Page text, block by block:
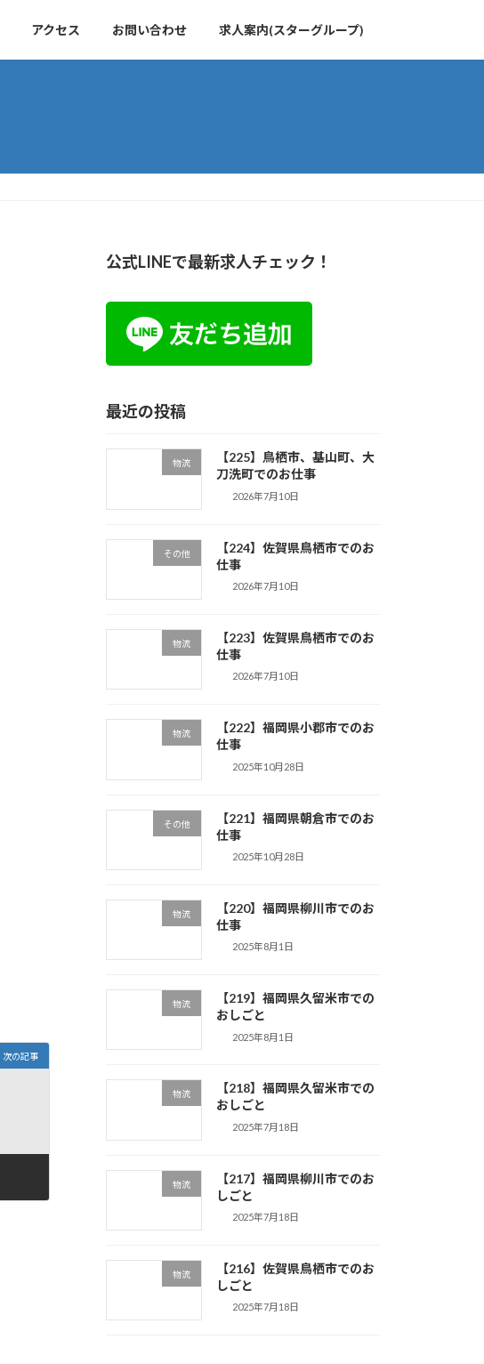
アクセス お問い合わせ 求人案内(スターグループ)
次の記事
公式LINEで最新求人チェック！
最近の投稿
物流
【225】鳥栖市、基山町、大
刀洗町でのお仕事
2026年7月10日
その他
【224】佐賀県鳥栖市でのお
仕事
2026年7月10日
物流
【223】佐賀県鳥栖市でのお
仕事
2026年7月10日
物流
【222】福岡県小郡市でのお
仕事
2025年10月28日
その他
【221】福岡県朝倉市でのお
仕事
2025年10月28日
物流
【220】福岡県柳川市でのお
仕事
2025年8月1日
物流
【219】福岡県久留米市での
おしごと
2025年8月1日
物流
【218】福岡県久留米市での
おしごと
2025年7月18日
物流
【217】福岡県柳川市でのお
しごと
2025年7月18日
物流
【216】佐賀県鳥栖市でのお
しごと
2025年7月18日